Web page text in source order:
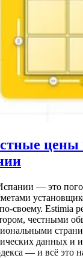
цены
— это
своему. Estimia
честными
данных и
— и всё это